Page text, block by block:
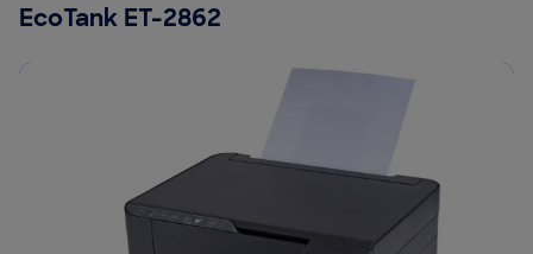
EcoTank ET-2862